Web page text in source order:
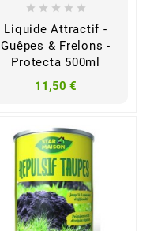
    
Liquide Attractif -
Guêpes & Frelons -
Protecta 500ml
11,50 €